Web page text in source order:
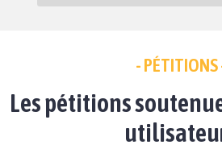
- PÉTITIONS
Les pétitions